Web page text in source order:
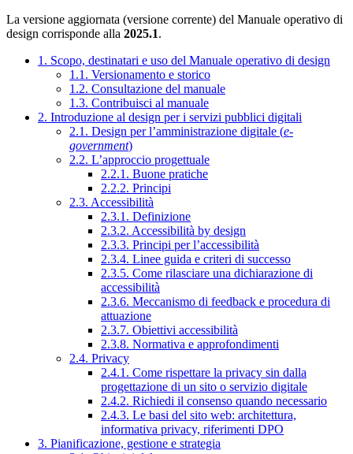
La versione aggiornata (versione corrente) del Manuale operativo di
design corrisponde alla 2025.1.
1. Scopo, destinatari e uso del Manuale operativo di design
1.1. Versionamento e storico
1.2. Consultazione del manuale
1.3. Contribuisci al manuale
2. Introduzione al design per i servizi pubblici digitali
2.1. Design per l’amministrazione digitale (e-
government)
2.2. L’approccio progettuale
2.2.1. Buone pratiche
2.2.2. Principi
2.3. Accessibilità
2.3.1. Definizione
2.3.2. Accessibilità by design
2.3.3. Principi per l’accessibilità
2.3.4. Linee guida e criteri di successo
2.3.5. Come rilasciare una dichiarazione di
accessibilità
2.3.6. Meccanismo di feedback e procedura di
attuazione
2.3.7. Obiettivi accessibilità
2.3.8. Normativa e approfondimenti
2.4. Privacy
2.4.1. Come rispettare la privacy sin dalla
progettazione di un sito o servizio digitale
2.4.2. Richiedi il consenso quando necessario
2.4.3. Le basi del sito web: architettura,
informativa privacy, riferimenti DPO
3. Pianificazione, gestione e strategia